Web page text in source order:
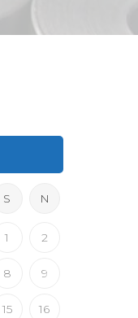
S N
1 2
8 9
15 16